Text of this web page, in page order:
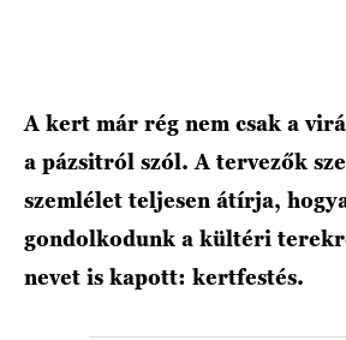
A kert már rég nem csak a
a pázsitról szól. A tervezők
szemlélet teljesen átírja,
gondolkodunk a kültéri
nevet is kapott: kertfestés.